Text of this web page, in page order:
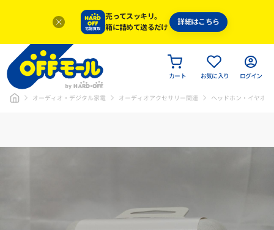
売ってスッキリ。
箱に詰めて送るだけ
詳細はこちら
カート お気に入り ログイン
オーディオ・デジタル家電 オーディオアクセサリー関連 ヘッドホン・イヤホン